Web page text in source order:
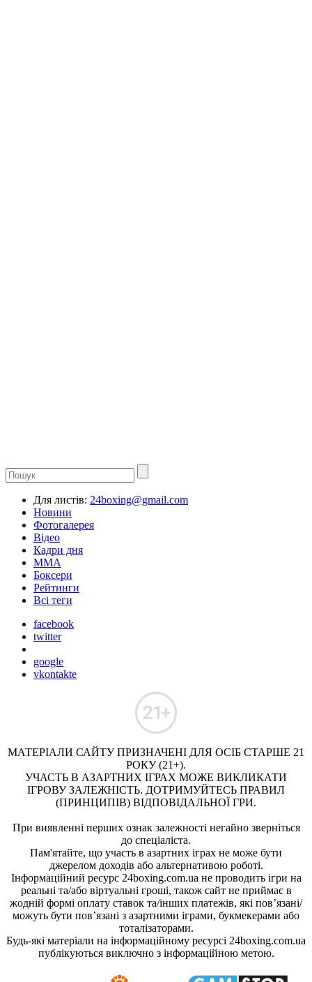
Для листів: 24boxing@gmail.com
Новини
Фотогалерея
Відео
Кадри дня
ММА
Боксери
Рейтинги
Всі теги
facebook
twitter
google
vkontakte
МАТЕРІАЛИ САЙТУ ПРИЗНАЧЕНІ ДЛЯ ОСІБ СТАРШЕ 21
РОКУ (21+).
УЧАСТЬ В АЗАРТНИХ ІГРАХ МОЖЕ ВИКЛИКАТИ
ІГРОВУ ЗАЛЕЖНІСТЬ. ДОТРИМУЙТЕСЬ ПРАВИЛ
(ПРИНЦИПІВ) ВІДПОВІДАЛЬНОЇ ГРИ.
При виявленні перших ознак залежності негайно зверніться
до спеціаліста.
Пам'ятайте, що участь в азартних іграх не може бути
джерелом доходів або альтернативою роботі.
Інформаційний ресурс 24boxing.com.ua не проводить ігри на
реальні та/або віртуальні гроші, також сайт не приймає в
жодній формі оплату ставок та/інших платежів, які пов’язані/
можуть бути пов’язані з азартними іграми, букмекерами або
тоталізаторами.
Будь-які матеріали на інформаційному ресурсі 24boxing.com.ua
публікуються виключно з інформаційною метою.